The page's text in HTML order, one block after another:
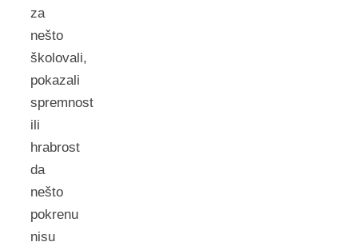
za
nešto
školovali,
pokazali
spremnost
ili
hrabrost
da
nešto
pokrenu
nisu